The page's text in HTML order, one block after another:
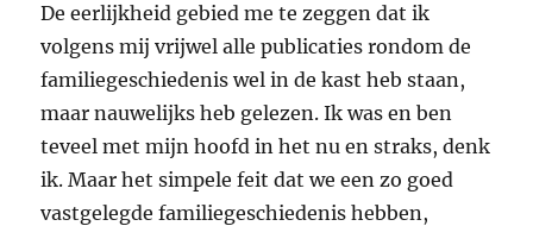
De eerlijkheid gebied me te zeggen dat ik
volgens mij vrijwel alle publicaties rondom de
familiegeschiedenis wel in de kast heb staan,
maar nauwelijks heb gelezen. Ik was en ben
teveel met mijn hoofd in het nu en straks, denk
ik. Maar het simpele feit dat we een zo goed
vastgelegde familiegeschiedenis hebben,